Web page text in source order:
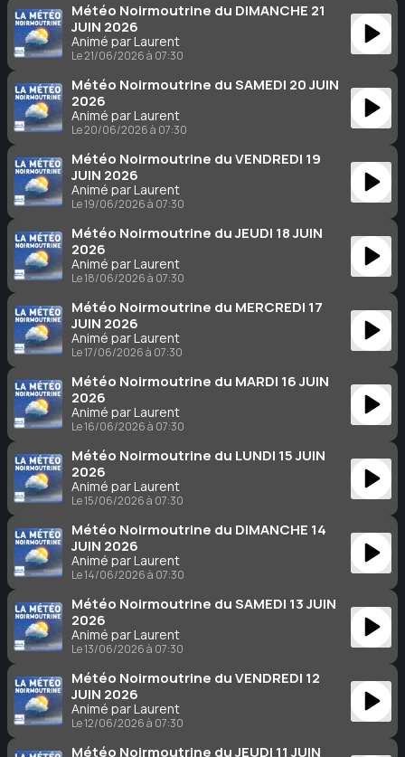
Météo Noirmoutrine du DIMANCHE 21
JUIN 2026
Animé par Laurent
Le 21/06/2026 à 07:30
Météo Noirmoutrine du SAMEDI 20 JUIN
2026
Animé par Laurent
Le 20/06/2026 à 07:30
Météo Noirmoutrine du VENDREDI 19
JUIN 2026
Animé par Laurent
Le 19/06/2026 à 07:30
Météo Noirmoutrine du JEUDI 18 JUIN
2026
Animé par Laurent
Le 18/06/2026 à 07:30
Météo Noirmoutrine du MERCREDI 17
JUIN 2026
Animé par Laurent
Le 17/06/2026 à 07:30
Météo Noirmoutrine du MARDI 16 JUIN
2026
Animé par Laurent
Le 16/06/2026 à 07:30
Météo Noirmoutrine du LUNDI 15 JUIN
2026
Animé par Laurent
Le 15/06/2026 à 07:30
Météo Noirmoutrine du DIMANCHE 14
JUIN 2026
Animé par Laurent
Le 14/06/2026 à 07:30
Météo Noirmoutrine du SAMEDI 13 JUIN
2026
Animé par Laurent
Le 13/06/2026 à 07:30
Météo Noirmoutrine du VENDREDI 12
JUIN 2026
Animé par Laurent
Le 12/06/2026 à 07:30
Météo Noirmoutrine du JEUDI 11 JUIN